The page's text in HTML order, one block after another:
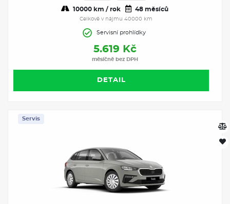
10000 km / rok 48 měsíců
Celkově v nájmu 40000 km
Servisní prohlídky
5.619 Kč
měsíčně bez DPH
DETAIL
Servis